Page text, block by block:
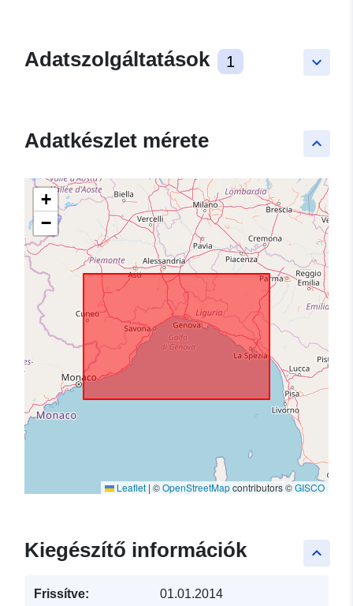
keyboard_arrow_down
Adatszolgáltatások 1
keyboard_arrow_up
Adatkészlet mérete
+
−
Leaflet | ©OpenStreetMapcontributors ©GISCO
keyboard_arrow_up
Kiegészítő információk
Frissítve: 01.01.2014